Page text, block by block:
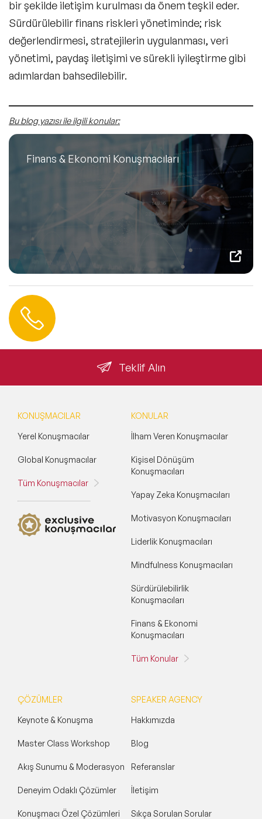
bir şekilde iletişim kurulması da önem teşkil eder.
Sürdürülebilir finans riskleri yönetiminde; risk
değerlendirmesi, stratejilerin uygulanması, veri
yönetimi, paydaş iletişimi vesürekli iyileştirmegibi
adımlardan bahsedilebilir.
Bu blog yazısı ile ilgili konular:
Finans & Ekonomi Konuşmacıları
Teklif Alın
KONUŞMACILAR
Yerel Konuşmacılar
Global Konuşmacılar
Tüm Konuşmacılar
KONULAR
İlham Veren Konuşmacılar
Kişisel Dönüşüm
Konuşmacıları
Yapay Zeka Konuşmacıları
Motivasyon Konuşmacıları
Liderlik Konuşmacıları
Mindfulness Konuşmacıları
Sürdürülebilirlik
Konuşmacıları
Finans & Ekonomi
Konuşmacıları
Tüm Konular
ÇÖZÜMLER
Keynote & Konuşma
Master Class Workshop
Akış Sunumu & Moderasyon
Deneyim Odaklı Çözümler
Konuşmacı Özel Çözümleri
SPEAKER AGENCY
Hakkımızda
Blog
Referanslar
İletişim
Sıkça Sorulan Sorular